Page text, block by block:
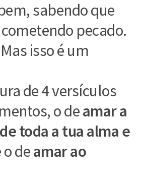
sabendo que
pecado.
isso é um
de 4 versículos
o deamar a
toda a tua alma e
o deamar ao